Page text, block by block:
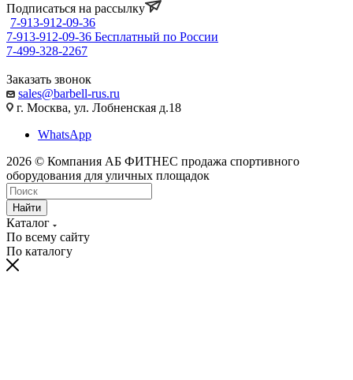
Подписаться на рассылку
7-913-912-09-36
7-913-912-09-36 Бесплатный по России
7-499-328-2267
Заказать звонок
sales@barbell-rus.ru
г. Москва, ул. Лобненская д.18
WhatsApp
2026 © Компания АБ ФИТНЕС продажа спортивного
оборудования для уличных площадок
Найти
Каталог
По всему сайту
По каталогу